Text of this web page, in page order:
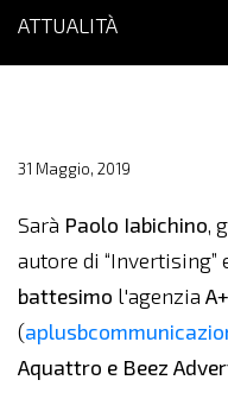
ATTUALITÀ
31 Maggio, 2019
Sarà Paolo Iabichino,
autore di “Invertising”
battesimo l'agenzia
(
Aquattro e Beez